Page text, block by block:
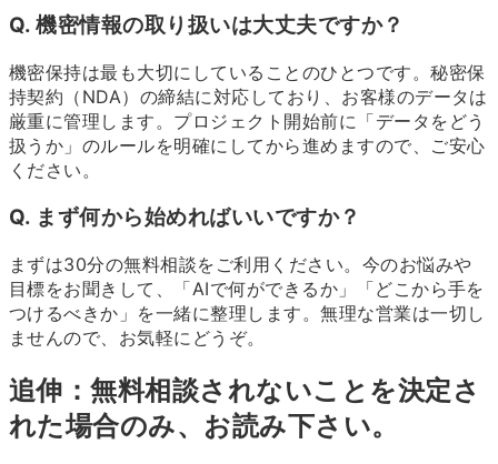
Q. 機密情報の取り扱いは大丈夫ですか？
機密保持は最も大切にしていることのひとつです。秘密保
持契約（NDA）の締結に対応しており、お客様のデータは
厳重に管理します。プロジェクト開始前に「データをどう
扱うか」のルールを明確にしてから進めますので、ご安心
ください。
Q. まず何から始めればいいですか？
まずは30分の無料相談をご利用ください。今のお悩みや
目標をお聞きして、「AIで何ができるか」「どこから手を
つけるべきか」を一緒に整理します。無理な営業は一切し
ませんので、お気軽にどうぞ。
追伸：無料相談されないことを決定さ
れた場合のみ、お読み下さい。